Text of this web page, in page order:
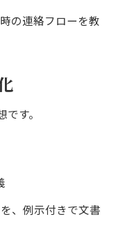
の連絡フローを教
す。
、例示付きで文書